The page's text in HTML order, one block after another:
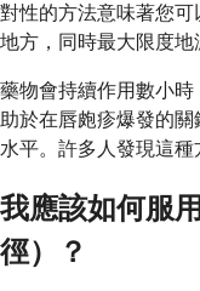
對性的方法意味著您
地方，同時最大限度地
藥物會持續作用數小
助於在唇皰疹爆發的
水平。許多人發現這種
我應該如何服
徑）？